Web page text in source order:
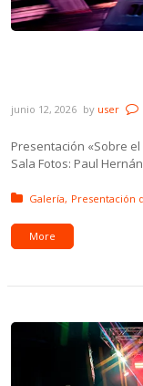
junio 12, 2026 by user
Presentación «Sobre el
Sala Fotos: Paul
Posted in:
Galería Presentación
More